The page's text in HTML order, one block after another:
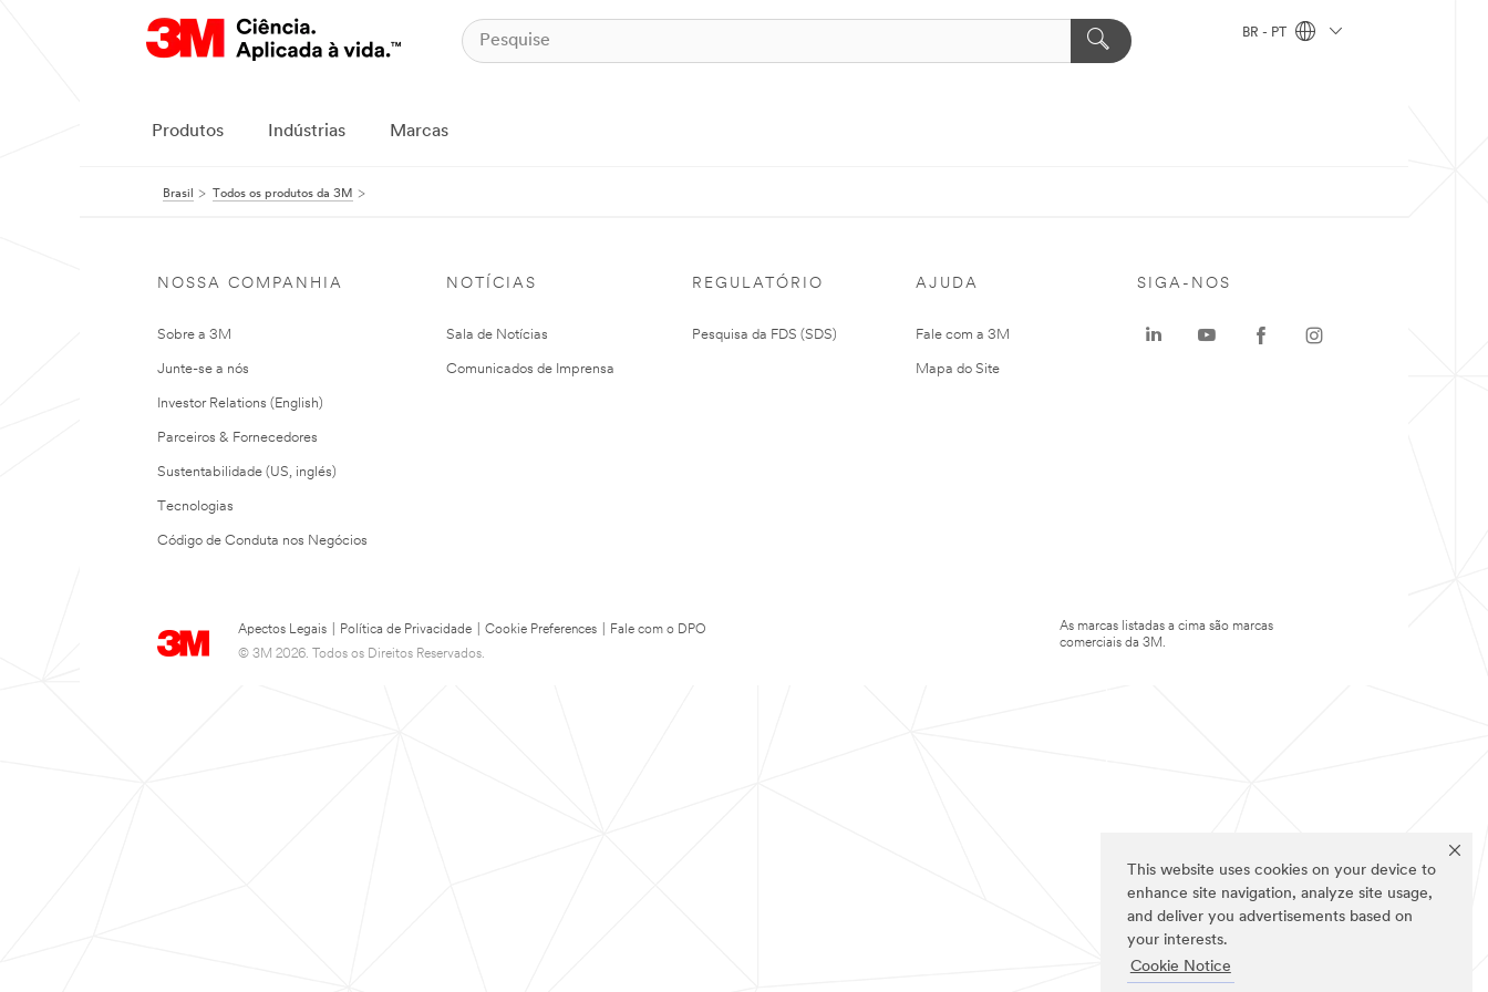
This website uses cookies on your device to
enhance site navigation, analyze site usage,
and deliver you advertisements based on
your interests.
Cookie Notice
BR - PT
Produtos Indústrias Marcas
Brasil Todos os produtos da 3M
NOSSA COMPANHIA
Sobre a 3M
Junte-se a nós
Investor Relations (English)
Parceiros & Fornecedores
Sustentabilidade (US, inglés)
Tecnologias
Código de Conduta nos Negócios
NOTÍCIAS
Sala de Notícias
Comunicados de Imprensa
REGULATÓRIO
Pesquisa da FDS (SDS)
AJUDA
Fale com a 3M
Mapa do Site
Apectos Legais Política de Privacidade Cookie Preferences
Fale com o DPO
© 3M 2026. Todos os Direitos Reservados.
SIGA-NOS
As marcas listadas a cima são marcas
comerciais da 3M.